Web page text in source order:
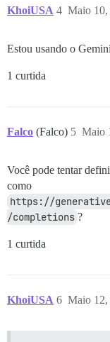
KhoiUSA Maio 10,
4
Estou usando o
1 curtida
Falco (Falco) Maio
5
Você pode tentar
como
https://
/completions ?
1 curtida
KhoiUSA Maio 12,
6